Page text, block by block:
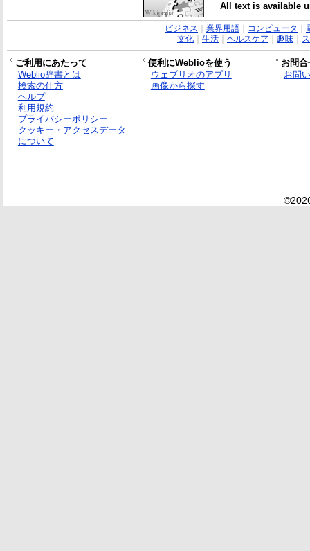
All text is available
ビジネス 業界用語｜ コンピュータ
文化｜ 生活｜ ヘルスケア 趣味｜
ご利用にあたって 便利にWeblioを使う
お問
Weblio辞書とは
検索の仕方
ヘルプ
利用規約
プライバシーポリシー
クッキー・アクセスデータ
について
ウェブリオのアプリ
画像から探す
お問